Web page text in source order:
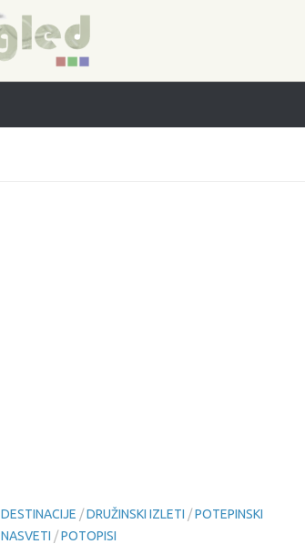
DESTINACIJE /DRUŽINSKI IZLETI /POTEPINSKI
NASVETI /POTOPISI